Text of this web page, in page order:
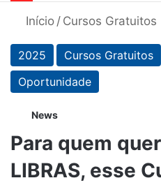
Início / Cursos Gratuitos
2025 Cursos Gratuitos
Oportunidade
News
Para quem
LIBRAS, esse